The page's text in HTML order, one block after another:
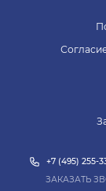
+7 (495) 255-
ЗАКАЗАТЬ